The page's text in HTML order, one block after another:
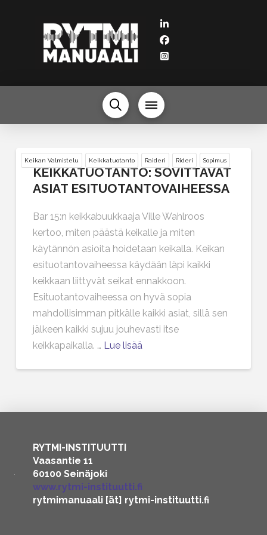
KEIKKATUOTANTO: SOVITTAVAT
ASIAT ESITUOTANTOVAIHEESSA
Bar 15:n keikkabuukkaaja Ville Wahlroos
kertoo, miten päästä keikalle ja miten
käytännön asioita hoidetaan keikalla. Keikan
esituotantovaiheessa käydään läpi kaikki
keikkaan liittyvät seikat ennakkoon.
Esituotantovaiheessa on hyvä sopia
mahdollisimman pitkälle kaikki asiat, sillä sen
jälkeen kaikki sujuu jouhevasti itse
keikkapaikalla. … Lue lisää
Keikan Valmistelu Keikkatuotanto Raideri Rideri Sopimus
RYTMI-INSTITUUTTI
Vaasantie 11
60100 Seinäjoki
www.rytmi-instituutti.fi
rytmimanuaali [ät] rytmi-instituutti.fi